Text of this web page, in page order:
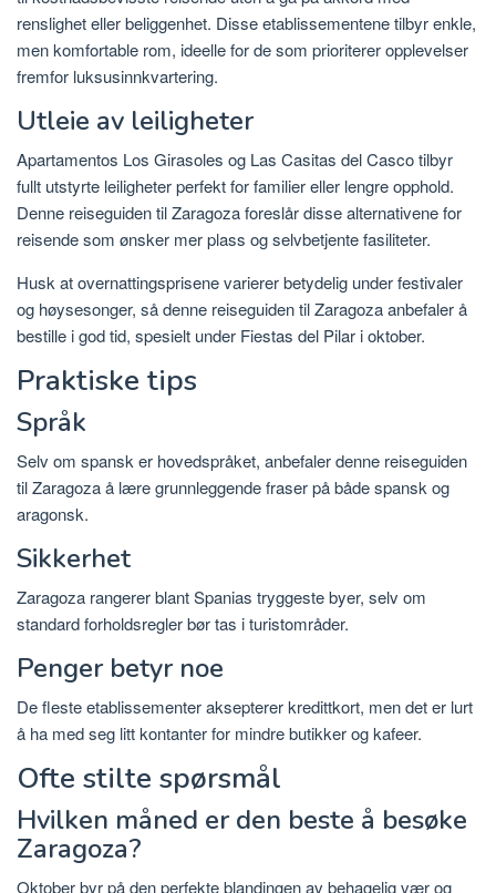
renslighet eller beliggenhet. Disse etablissementene tilbyr enkle,
men komfortable rom, ideelle for de som prioriterer opplevelser
fremfor luksusinnkvartering.
Utleie av leiligheter
Apartamentos Los Girasoles og Las Casitas del Casco tilbyr
fullt utstyrte leiligheter perfekt for familier eller lengre opphold.
Denne reiseguiden til Zaragoza foreslår disse alternativene for
reisende som ønsker mer plass og selvbetjente fasiliteter.
Husk at overnattingsprisene varierer betydelig under festivaler
og høysesonger, så denne reiseguiden til Zaragoza anbefaler å
bestille i god tid, spesielt under Fiestas del Pilar i oktober.
Praktiske tips
Språk
Selv om spansk er hovedspråket, anbefaler denne reiseguiden
til Zaragoza å lære grunnleggende fraser på både spansk og
aragonsk.
Sikkerhet
Zaragoza rangerer blant Spanias tryggeste byer, selv om
standard forholdsregler bør tas i turistområder.
Penger betyr noe
De fleste etablissementer aksepterer kredittkort, men det er lurt
å ha med seg litt kontanter for mindre butikker og kafeer.
Ofte stilte spørsmål
Hvilken måned er den beste å besøke
Zaragoza?
Oktober byr på den perfekte blandingen av behagelig vær og